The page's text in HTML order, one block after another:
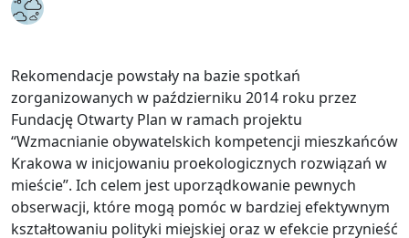
Rekomendacje powstały na bazie spotkań
zorganizowanych w październiku 2014 roku przez
Fundację Otwarty Plan w ramach projektu
“Wzmacnianie obywatelskich kompetencji mieszkańców
Krakowa w inicjowaniu proekologicznych rozwiązań w
mieście”. Ich celem jest uporządkowanie pewnych
obserwacji, które mogą pomóc w bardziej efektywnym
kształtowaniu polityki miejskiej oraz w efekcie przynieść